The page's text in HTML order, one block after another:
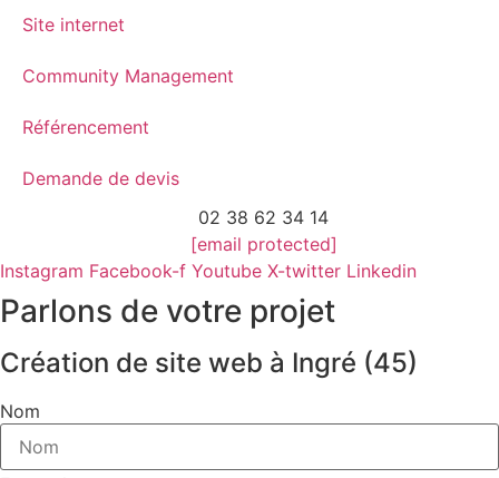
Site internet
Community Management
Référencement
Demande de devis
02 38 62 34 14
[email protected]
Instagram Facebook-f Youtube X-twitter Linkedin
Parlons de votre projet
Création de site web à Ingré (45)
Nom